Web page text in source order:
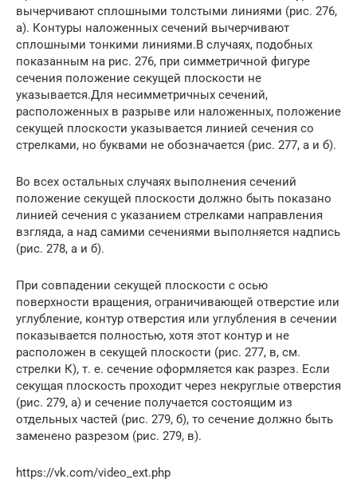
вычерчивают сплошными толстыми линиями (рис. 276,
а). Контуры наложенных сечений вычерчивают
сплошными тонкими линиями.В случаях, подобных
показанным на рис. 276, при симметричной фигуре
сечения положение секущей плоскости не
указывается.Для несимметричных сечений,
расположенных в разрыве или наложенных, положение
секущей плоскости указывается линией сечения со
стрелками, но буквами не обозначается (рис. 277, а и б).
Во всех остальных случаях выполнения сечений
положение секущей плоскости должно быть показано
линией сечения с указанием стрелками направления
взгляда, а над самими сечениями выполняется надпись
(рис. 278, а и б).
При совпадении секущей плоскости с осью
поверхности вращения, ограничивающей отверстие или
углубление, контур отверстия или углубления в сечении
показывается полностью, хотя этот контур и не
расположен в секущей плоскости (рис. 277, в, см.
стрелки К), т. е. сечение оформляется как разрез. Если
секущая плоскость проходит через некруглые отверстия
(рис. 279, а) и сечение получается состоящим из
отдельных частей (рис. 279, б), то сечение должно быть
заменено разрезом (рис. 279, в).
https://vk.com/video_ext.php